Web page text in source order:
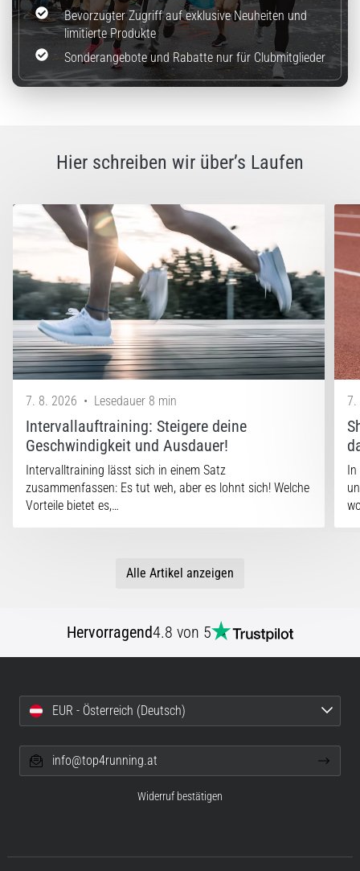
anzeigenBevorzugter Zugriff auf exklusive Neuheiten und
limitierte Produkte
Sonderangebote und Rabatte nur für Clubmitglieder
Hier schreiben wir über’s Laufen
7. 8. 2026 • Lesedauer 8 min
Intervallauftraining: Steigere deine
Geschwindigkeit und Ausdauer!
Intervalltraining lässt sich in einem Satz
zusammenfassen: Es tut weh, aber es lohnt sich! Welche
Vorteile bietet es,…
7.
In
Alle Artikel anzeigen
Hervorragend4.8 von 5
EUR - Österreich (Deutsch)
info@top4running.at
Widerruf bestätigen